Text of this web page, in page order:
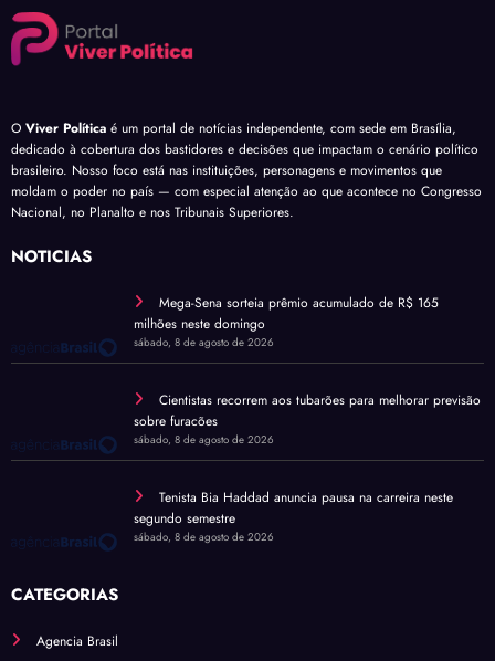
O Viver Política é um portal de notícias independente, com sede em Brasília,
dedicado à cobertura dos bastidores e decisões que impactam o cenário político
brasileiro. Nosso foco está nas instituições, personagens e movimentos que
moldam o poder no país — com especial atenção ao que acontece no Congresso
Nacional, no Planalto e nos Tribunais Superiores.
NOTÍCIAS
Mega-Sena sorteia prêmio acumulado de R$ 165
milhões neste domingo
sábado, 8 de agosto de 2026
Cientistas recorrem aos tubarões para melhorar previsão
sobre furacões
sábado, 8 de agosto de 2026
Tenista Bia Haddad anuncia pausa na carreira neste
segundo semestre
sábado, 8 de agosto de 2026
CATEGORIAS
Agencia Brasil